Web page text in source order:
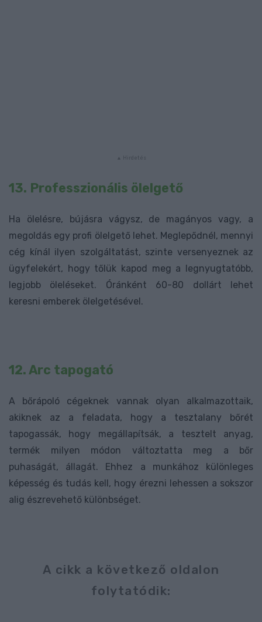
13. Professzionális ölelgető
Ha ölelésre, bújásra vágysz, de magányos vagy, a
megoldás egy profi ölelgető lehet. Meglepődnél, mennyi
cég kínál ilyen szolgáltatást, szinte versenyeznek az
ügyfelekért, hogy tőlük kapod meg a legnyugtatóbb,
legjobb öleléseket. Óránként 60-80 dollárt lehet
keresni emberek ölelgetésével.
12. Arc tapogató
A bőrápoló cégeknek vannak olyan alkalmazottaik,
akiknek az a feladata, hogy a tesztalany bőrét
tapogassák, hogy megállapítsák, a tesztelt anyag,
termék milyen módon változtatta meg a bőr
puhaságát, állagát. Ehhez a munkához különleges
képesség és tudás kell, hogy érezni lehessen a sokszor
alig észrevehető különbséget.
A cikk a következő oldalon
folytatódik: